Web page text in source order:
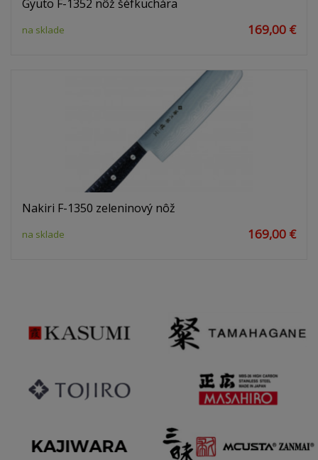
Gyuto F-1352 nôž šéfkuchára
na sklade 169,00 €
Nakiri F-1350 zeleninový nôž
na sklade 169,00 €